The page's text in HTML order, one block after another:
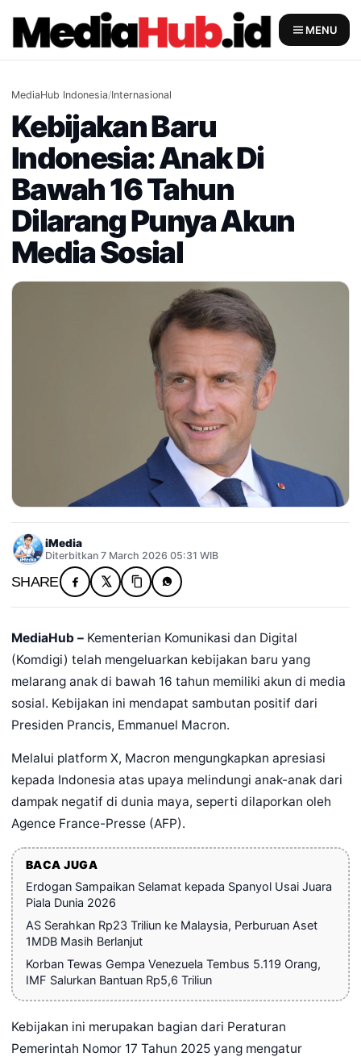
content
MENU
MediaHub Indonesia/Internasional
Kebijakan Baru
Indonesia: Anak Di
Bawah 16 Tahun
Dilarang Punya Akun
Media Sosial
iMedia
Diterbitkan 7 March 2026 05:31 WIB
SHARE
MediaHub – Kementerian Komunikasi dan Digital
(Komdigi) telah mengeluarkan kebijakan baru yang
melarang anak di bawah 16 tahun memiliki akun di media
sosial. Kebijakan ini mendapat sambutan positif dari
Presiden Prancis, Emmanuel Macron.
Melalui platform X, Macron mengungkapkan apresiasi
kepada Indonesia atas upaya melindungi anak-anak dari
dampak negatif di dunia maya, seperti dilaporkan oleh
Agence France-Presse (AFP).
BACA JUGA
Erdogan Sampaikan Selamat kepada Spanyol Usai Juara
Piala Dunia 2026
AS Serahkan Rp23 Triliun ke Malaysia, Perburuan Aset
1MDB Masih Berlanjut
Korban Tewas Gempa Venezuela Tembus 5.119 Orang,
IMF Salurkan Bantuan Rp5,6 Triliun
Kebijakan ini merupakan bagian dari Peraturan
Pemerintah Nomor 17 Tahun 2025 yang mengatur